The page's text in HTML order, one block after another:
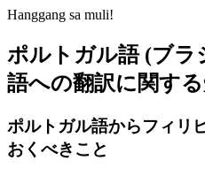
Hanggang sa muli!
ポルトガル語 (ブ
語への翻訳に関す
ポルトガル語からフィリ
おくべきこと